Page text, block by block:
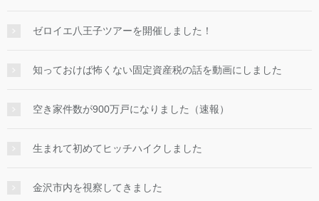
ゼロイエ八王子ツアーを開催しました！
知っておけば怖くない固定資産税の話を動画にしました
空き家件数が900万戸になりました（速報）
生まれて初めてヒッチハイクしました
金沢市内を視察してきました